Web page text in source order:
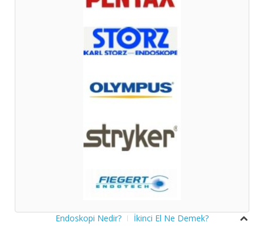
Endoskopi Nedir?
İkinci El Ne Demek?